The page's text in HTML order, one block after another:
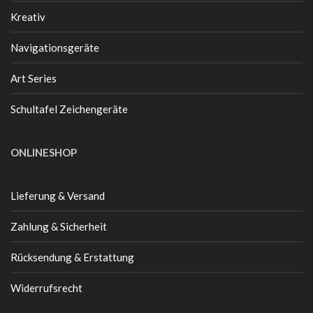
Kreativ
Navigationsgeräte
Art Series
Schultafel Zeichengeräte
ONLINESHOP
Lieferung & Versand
Zahlung & Sicherheit
Rücksendung & Erstattung
Widerrufsrecht